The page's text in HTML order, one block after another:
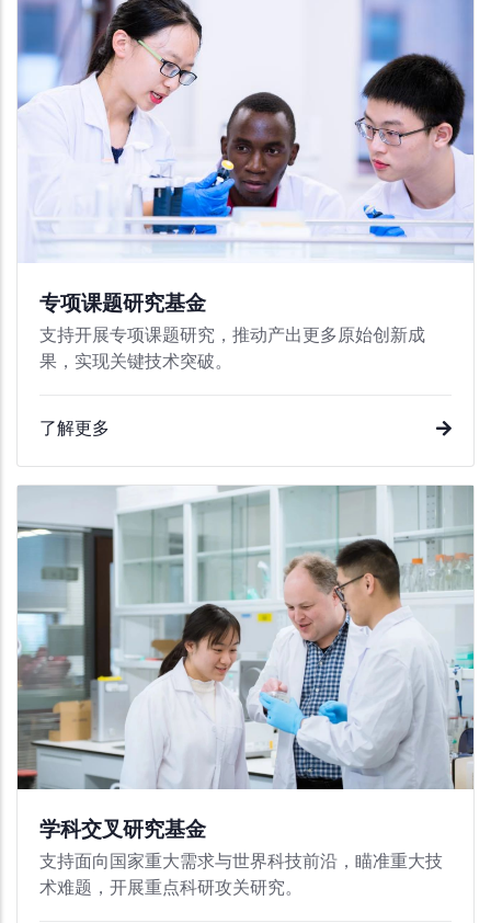
专项课题研究基金
支持开展专项课题研究，推动产出更多原始创新成
果，实现关键技术突破。
了解更多
学科交叉研究基金
支持面向国家重大需求与世界科技前沿，瞄准重大技
术难题，开展重点科研攻关研究。